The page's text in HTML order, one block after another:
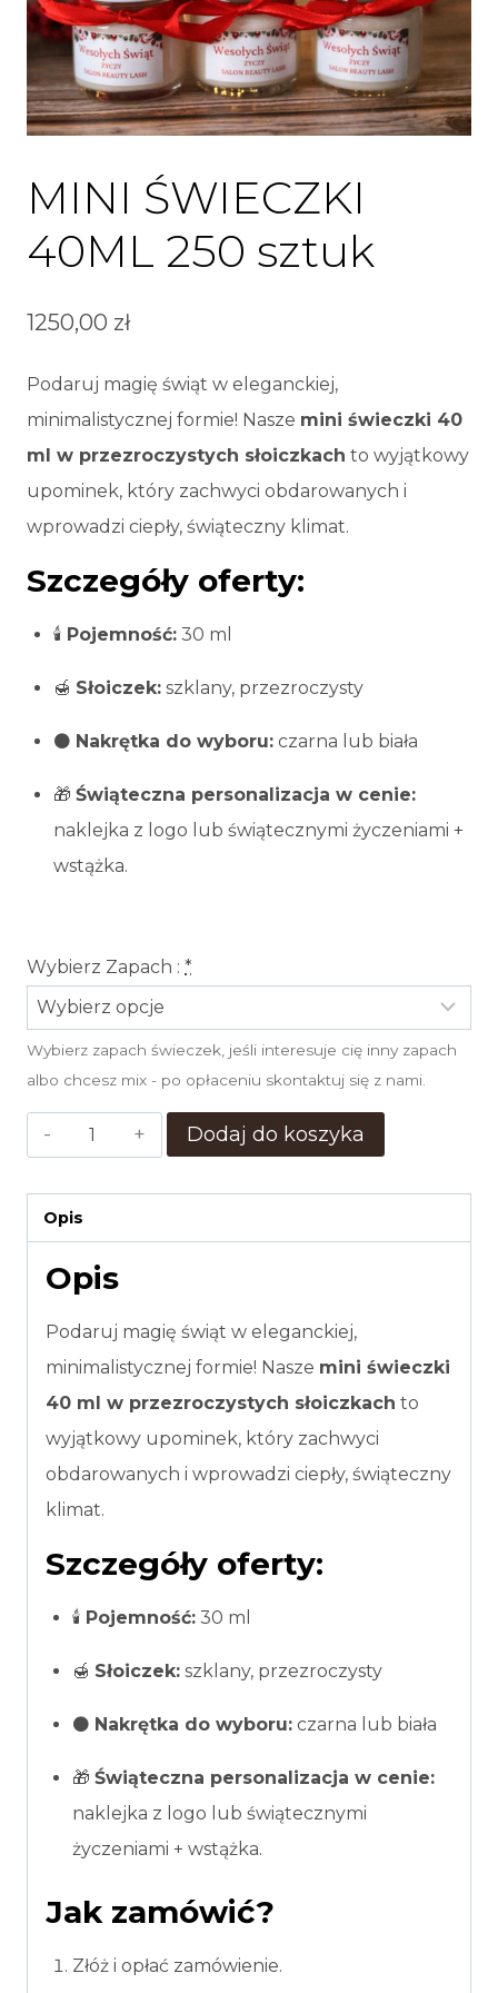
MINI ŚWIECZKI
40ML 250 sztuk
1250,00 zł
Podaruj magię świąt w eleganckiej,
minimalistycznej formie! Nasze mini świeczki 40
ml w przezroczystych słoiczkach to wyjątkowy
upominek, który zachwyci obdarowanych i
wprowadzi ciepły, świąteczny klimat.
Szczegóły oferty:
🕯️ Pojemność: 30 ml
🍯 Słoiczek: szklany, przezroczysty
⚫ Nakrętka do wyboru: czarna lub biała
🎁 Świąteczna personalizacja w cenie:
naklejka z logo lub świątecznymi życzeniami +
wstążka.
Wybierz Zapach : *
Wybierz zapach świeczek, jeśli interesuje cię inny zapach
albo chcesz mix - po opłaceniu skontaktuj się z nami.
ilość
ŚWIECZKI
40ML
250
Dodaj do koszyka
Opis
Opis
Podaruj magię świąt w eleganckiej,
minimalistycznej formie! Nasze mini świeczki
40 ml w przezroczystych słoiczkach to
wyjątkowy upominek, który zachwyci
obdarowanych i wprowadzi ciepły, świąteczny
klimat.
Szczegóły oferty:
🕯️ Pojemność: 30 ml
🍯 Słoiczek: szklany, przezroczysty
⚫ Nakrętka do wyboru: czarna lub biała
🎁 Świąteczna personalizacja w cenie:
naklejka z logo lub świątecznymi
życzeniami + wstążka.
Jak zamówić?
Złóż i opłać zamówienie.